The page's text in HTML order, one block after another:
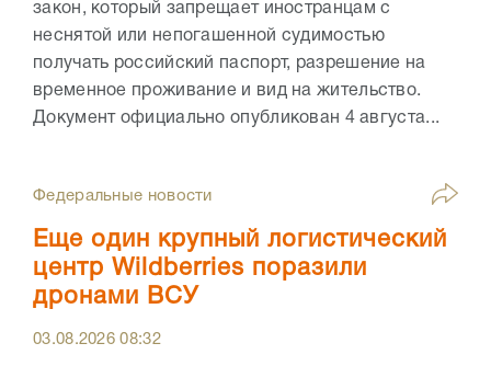
закон, который запрещает иностранцам с
неснятой или непогашенной судимостью
получать российский паспорт, разрешение на
временное проживание и вид на жительство.
Документ официально опубликован 4 августа...
Федеральные новости
Еще один крупный логистический
центр Wildberries поразили
дронами ВСУ
03.08.202608:32